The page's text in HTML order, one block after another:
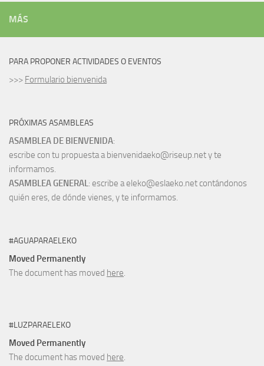
MÁS
PARA PROPONER ACTIVIDADES O EVENTOS
>>> Formulario bienvenida
PRÓXIMAS ASAMBLEAS
ASAMBLEA DE BIENVENIDA:
escribe con tu propuesta a bienvenidaeko@riseup.net y te
informamos.
ASAMBLEA GENERAL: escribe a eleko@eslaeko.net contándonos
quién eres, de dónde vienes, y te informamos.
#AGUAPARAELEKO
Moved Permanently
The document has moved here.
#LUZPARAELEKO
Moved Permanently
The document has moved here.